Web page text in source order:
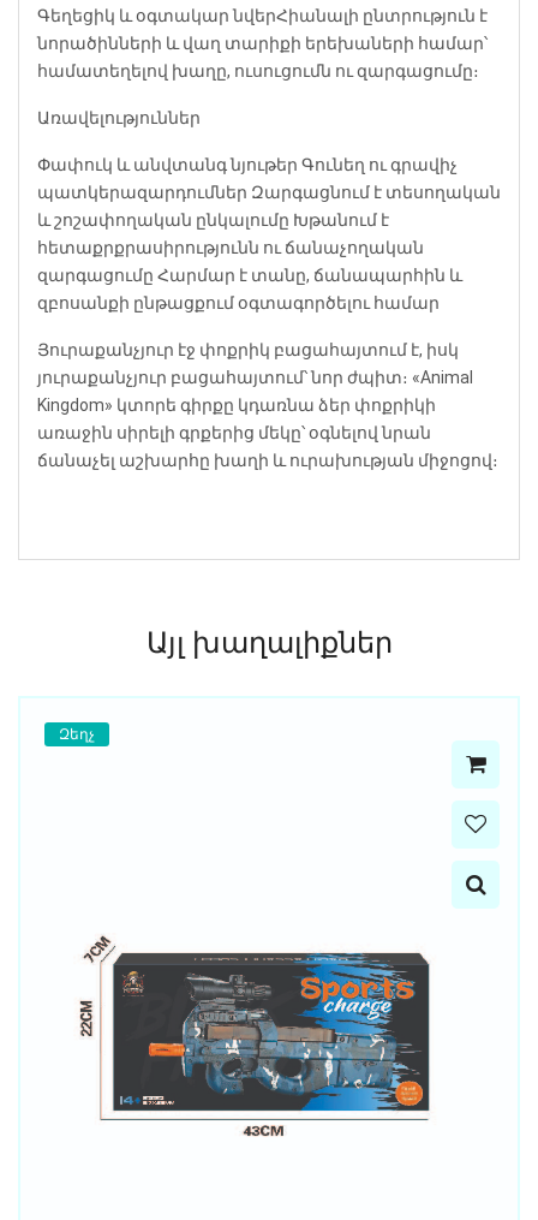
Գեղեցիկ և օգտակար նվերՀիանալի ընտրություն է
նորածինների և վաղ տարիքի երեխաների համար՝
համատեղելով խաղը, ուսուցումն ու զարգացումը։
Առավելություններ
Փափուկ և անվտանգ նյութեր Գունեղ ու գրավիչ
պատկերազարդումներ Զարգացնում է տեսողական
և շոշափողական ընկալումը Խթանում է
հետաքրքրասիրությունն ու ճանաչողական
զարգացումը Հարմար է տանը, ճանապարհին և
զբոսանքի ընթացքում օգտագործելու համար
Յուրաքանչյուր էջ փոքրիկ բացահայտում է, իսկ
յուրաքանչյուր բացահայտում՝ նոր ժպիտ։ «Animal
Kingdom» կտորե գիրքը կդառնա ձեր փոքրիկի
առաջին սիրելի գրքերից մեկը՝ օգնելով նրան
ճանաչել աշխարհը խաղի և ուրախության միջոցով։
Այլ խաղալիքներ
Զեղչ